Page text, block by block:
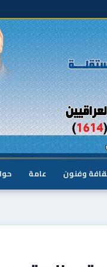
وفنون عامة